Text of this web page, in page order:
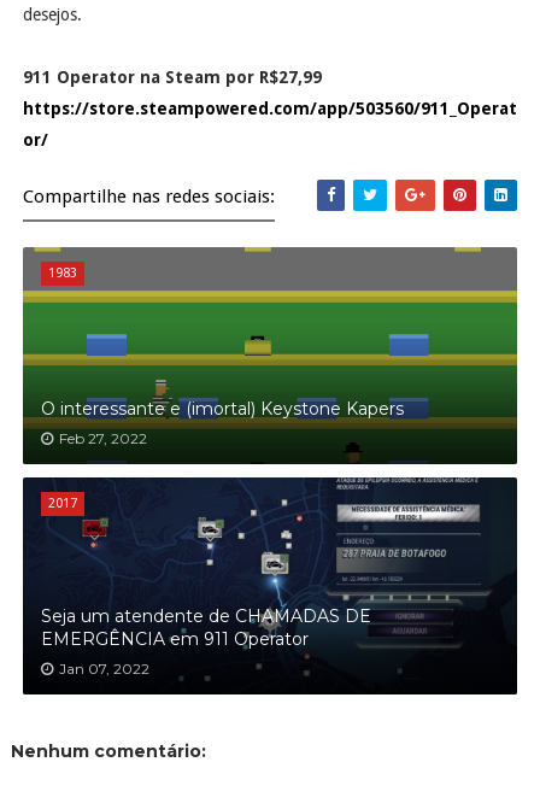
desejos.
911 Operator na Steam por R$27,99
https://store.steampowered.com/app/503560/911_Operat
or/
Compartilhe nas redes sociais:
1983
O interessante e (imortal) Keystone Kapers
Feb 27, 2022
2017
Seja um atendente de CHAMADAS DE
EMERGÊNCIA em 911 Operator
Jan 07, 2022
Nenhum comentário: